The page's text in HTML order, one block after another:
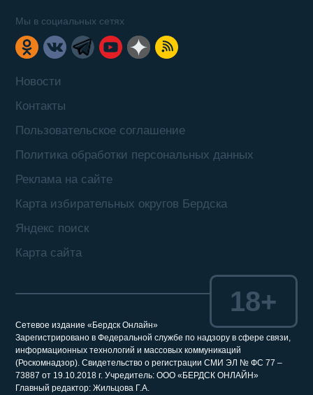
Новости
Контакты
Пользовательское соглашение
Политика обработки персональных данных
Реклама на сайте
Карта избирательных округов Бердска
Яндекс поиск
Карта сайта
Мы в социальных сетях
Сетевое издание «Бердск Онлайн»
Зарегистрировано в Федеральной службе по надзору в сфере связи,
информационных технологий и массовых коммуникаций
(Роскомнадзор). Свидетельство о регистрации СМИ ЭЛ № ФС 77 –
73887 от 19.10.2018 г. Учредитель: ООО «БЕРДСК ОНЛАЙН»
Главный редактор: Жильцова Г.А.
18+